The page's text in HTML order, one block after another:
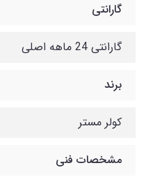
گارانتی
گارانتی 24 ماهه اصلی
برند
کولر مستر
مشخصات فنی